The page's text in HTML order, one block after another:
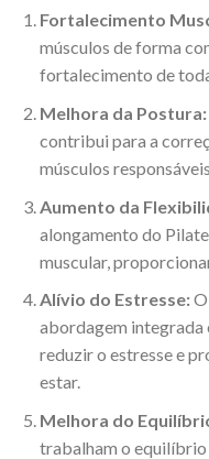
Fortalecimento
músculos de forma
fortalecimento de
Melhora da Postura:
contribui para a
músculos
Aumento da
alongamento do
muscular,
Alívio do Estresse:O
abordagem integrada
reduzir o estresse e
estar.
Melhora do
trabalham o equilíbrio